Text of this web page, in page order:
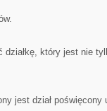
działkę, który jest nie
jest dział poświęcony